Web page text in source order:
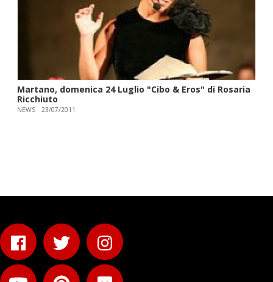
Martano, domenica 24 Luglio "Cibo & Eros" di Rosaria
Ricchiuto
NEWS 23/07/2011